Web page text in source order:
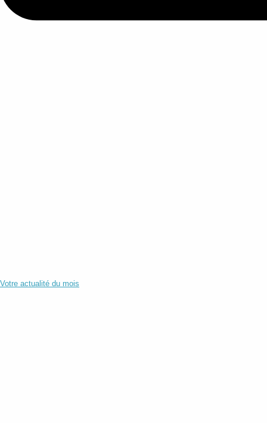
Votre actualité du mois